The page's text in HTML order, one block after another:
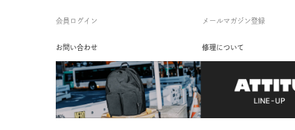
会員ログイン メールマガジン登録
お問い合わせ 修理について